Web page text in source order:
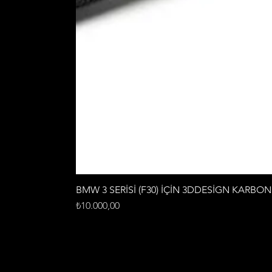
BMW 3 SERİSİ (F30) İÇİN 3DDESİGN
Fiyat
₺10.000,00